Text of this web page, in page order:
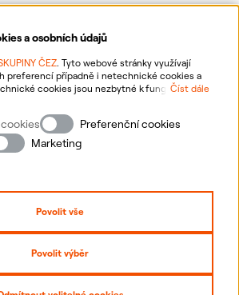
a osobních údajů
ČEZ. Tyto webové stránky využívají
preferencí případně i netechnické cookies a
cookies jsou nezbytné k fungování
preferencím, k personalizaci reklam a analytice.
cookies a vašich osobních údajů
Bližší informace o vašich právech,
včetně možnosti odvolání udělených
Číst dále
Preferenční cookies
Marketing
Povolit vše
Povolit výběr
Ochrana osobních údajů
Informace o webu
Nastavení cookies
Přihlásit se
Prohlášení o přístupnosti